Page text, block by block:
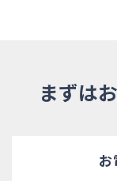
まずは